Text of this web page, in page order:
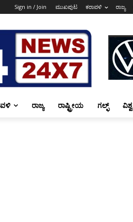
Sign in / Join ಮುಖಪುಟ ಕರಾವಳಿ ರಾಜ್ಯ
ರಾಜ್ಯ ರಾಷ್ಟ್ರೀಯ ಗಲ್ಫ್ ವಿಶ್ವ